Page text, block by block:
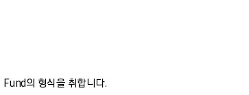
의 형식을 취합니다.